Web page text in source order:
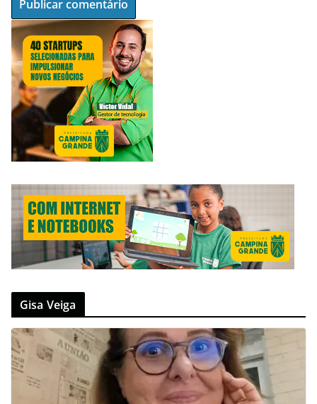
Gisa Veiga